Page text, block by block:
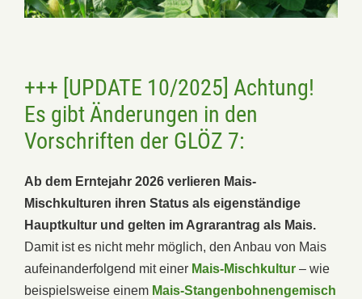
+++ [UPDATE 10/2025] Achtung!
Es gibtÄnderungen in den
Vorschriften der GLÖZ 7:
Ab dem Erntejahr 2026 verlieren Mais-
Mischkulturen ihren Status als eigenständige
Hauptkultur und gelten im Agrarantrag als Mais.
Damit ist es nicht mehr möglich, den Anbau von Mais
aufeinanderfolgend mit einer Mais-Mischkultur – wie
beispielsweise einem Mais-Stangenbohnengemisch